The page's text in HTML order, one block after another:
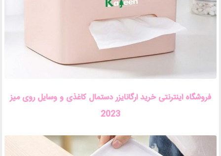
فروشگاه اینترنتی خرید ارگانایزر دستمال کاغذی و وسایل روی میز
2023